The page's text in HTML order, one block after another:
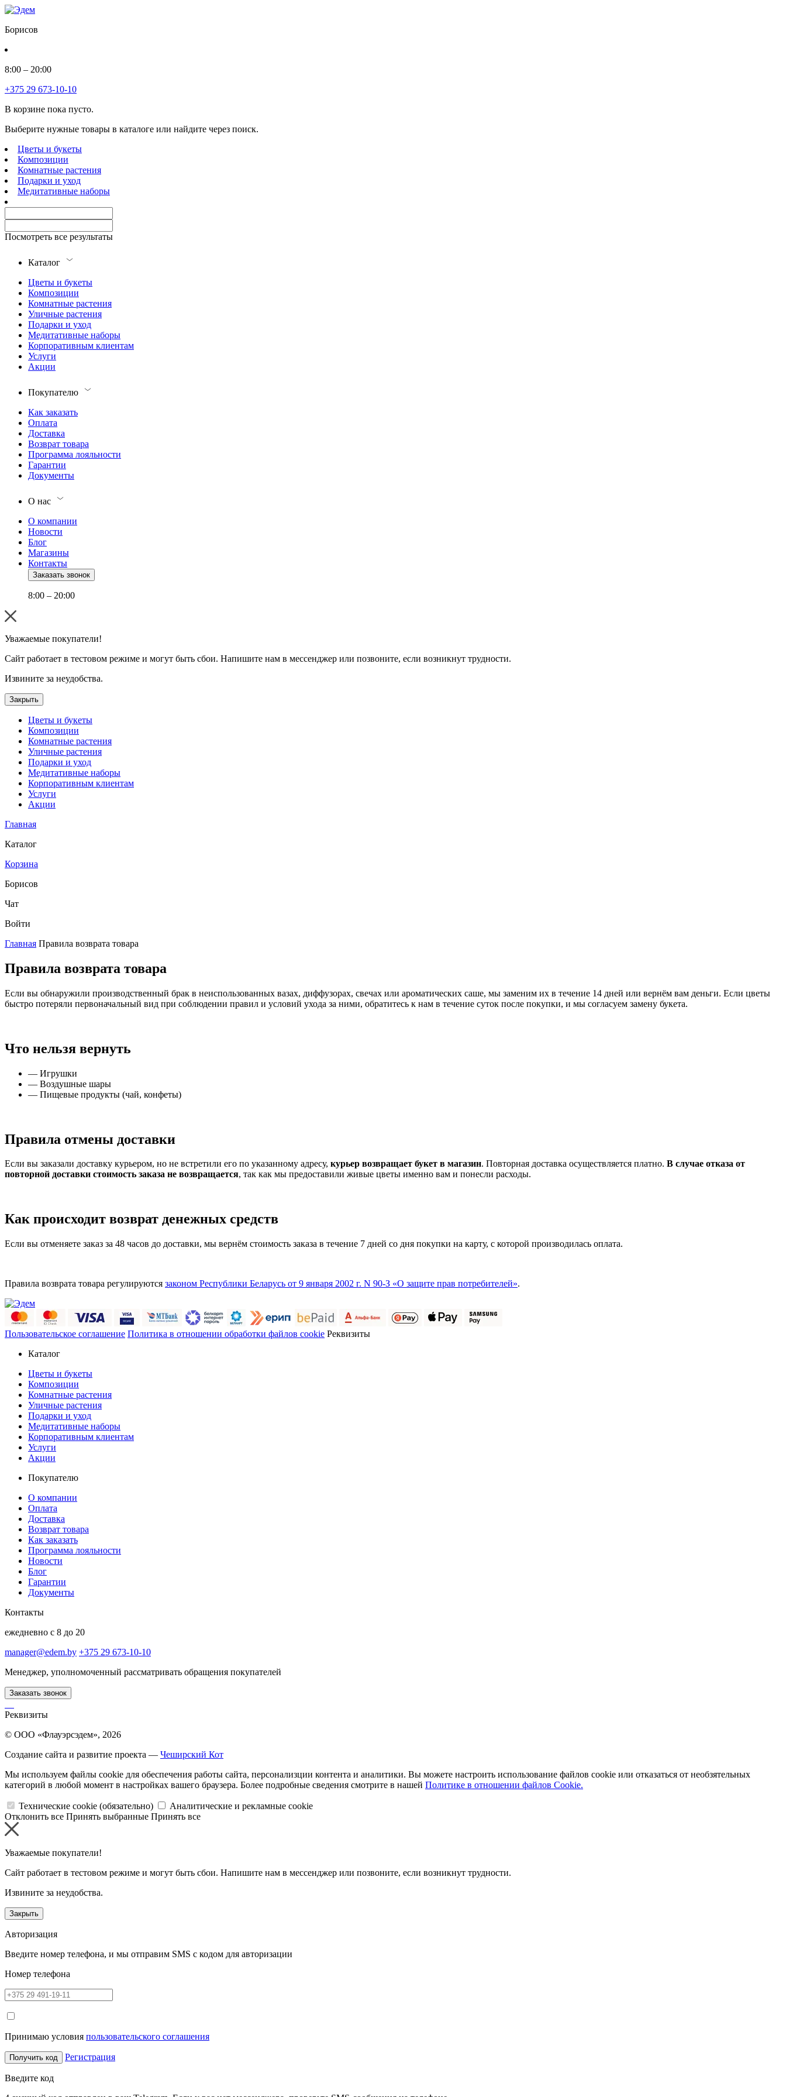
Борисов
8:00 – 20:00
+375 29 673-10-10
В корзине пока пусто.
Выберите нужные товары в каталоге или найдите через поиск.
Цветы и букеты
Композиции
Комнатные растения
Подарки и уход
Медитативные наборы
Посмотреть все результаты
Каталог
Цветы и букеты
Композиции
Комнатные растения
Уличные растения
Подарки и уход
Медитативные наборы
Корпоративным клиентам
Услуги
Акции
Покупателю
Как заказать
Оплата
Доставка
Возврат товара
Программа лояльности
Гарантии
Документы
О нас
О компании
Новости
Блог
Магазины
Контакты
Заказать звонок
8:00 – 20:00
Уважаемые покупатели!
Сайт работает в тестовом режиме и могут быть сбои. Напишите нам в мессенджер или позвоните, если возникнут трудности.
Извините за неудобства.
Закрыть
Цветы и букеты
Композиции
Комнатные растения
Уличные растения
Подарки и уход
Медитативные наборы
Корпоративным клиентам
Услуги
Акции
Главная
Каталог
Корзина
Борисов
Чат
Войти
Главная Правила возврата товара
Правила возврата товара
Если вы обнаружили производственный брак в неиспользованных вазах, диффузорах, свечах или ароматических саше, мы заменим их в течение 14 дней или вернём вам деньги. Если цветы
быстро потеряли первоначальный вид при соблюдении правил и условий ухода за ними, обратитесь к нам в течение суток после покупки, и мы согласуем замену букета.
Что нельзя вернуть
— Игрушки
— Воздушные шары
— Пищевые продукты (чай, конфеты)
Правила отмены доставки
Если вы заказали доставку курьером, но не встретили его по указанному адресу, курьер возвращает букет в магазин. Повторная доставка осуществляется платно. В случае отказа от
повторной доставки стоимость заказа не возвращается, так как мы предоставили живые цветы именно вам и понесли расходы.
Как происходит возврат денежных средств
Если вы отменяете заказ за 48 часов до доставки, мы вернём стоимость заказа в течение 7 дней со дня покупки на карту, с которой производилась оплата.
Правила возврата товара регулируются законом Республики Беларусь от 9 января 2002 г. N 90‑З «О защите прав потребителей».
Пользовательское соглашение Политика в отношении обработки файлов cookie Реквизиты
Каталог
Цветы и букеты
Композиции
Комнатные растения
Уличные растения
Подарки и уход
Медитативные наборы
Корпоративным клиентам
Услуги
Акции
Покупателю
О компании
Оплата
Доставка
Возврат товара
Как заказать
Программа лояльности
Новости
Блог
Гарантии
Документы
Контакты
ежедневно с 8 до 20
manager@edem.by +375 29 673-10-10
Менеджер, уполномоченный рассматривать обращения покупателей
Заказать звонок
Реквизиты
© ООО «Флауэрсэдем», 2026
Создание сайта и развитие проекта — Чеширский Кот
Мы используем файлы cookie для обеспечения работы сайта, персонализции контента и аналитики. Вы можете настроить использование файлов cookie или отказаться от необзятельных
категорий в любой момент в настройках вашего браузера. Более подробные сведения смотрите в нашей Политике в отношении файлов Cookie.
Технические cookie (обязательно)
Аналитические и рекламные cookie
Отклонить все Принять выбранные Принять все
Уважаемые покупатели!
Сайт работает в тестовом режиме и могут быть сбои. Напишите нам в мессенджер или позвоните, если возникнут трудности.
Извините за неудобства.
Закрыть
Авторизация
Введите номер телефона, и мы отправим SMS с кодом для авторизации
Номер телефона
Принимаю условия пользовательского соглашения
Получить код Регистрация
Введите код